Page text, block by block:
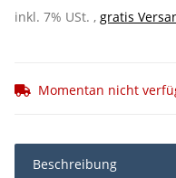
inkl. 7% USt. , gratis
Momentan nicht
Beschreibung